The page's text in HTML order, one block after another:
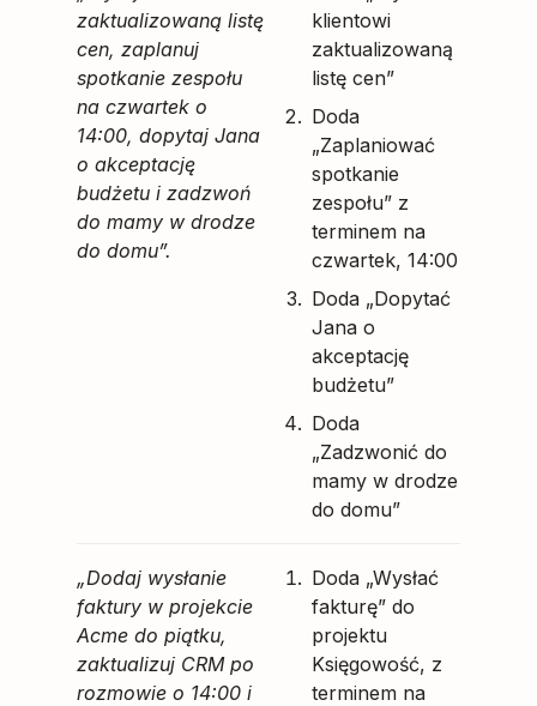
zaktualizowaną listę
cen, zaplanuj
spotkanie zespołu
na czwartek o
14:00, dopytaj Jana
o akceptację
budżetu i zadzwoń
do mamy w drodze
do domu”.
klientowi
zaktualizowaną
listę cen”
Doda
„Zaplaniować
spotkanie
zespołu” z
terminem na
czwartek, 14:00
Doda „Dopytać
Jana o
akceptację
budżetu”
Doda
„Zadzwonić do
mamy w drodze
do domu”
„Dodaj wysłanie
faktury w projekcie
Acme do piątku,
zaktualizuj CRM po
rozmowie o 14:00 i
Doda „Wysłać
fakturę” do
projektu
Księgowość, z
terminem na